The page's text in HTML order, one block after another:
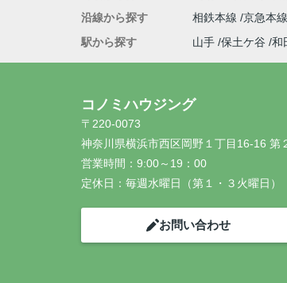
沿線から探す
相鉄本線 京急本線
駅から探す
山手 保土ケ谷 和
コノミハウジング
〒220-0073
神奈川県横浜市西区岡野１丁目16-16 第
営業時間： 9:00～19：00
定休日： 毎週水曜日（第１・３火曜日）
お問い合わせ